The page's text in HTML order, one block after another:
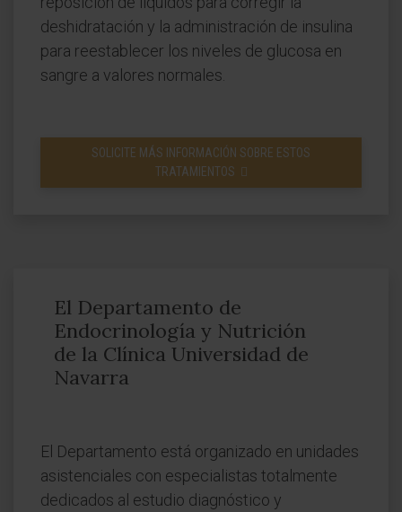
deshidratación y la administración de insulina
para reestablecer los niveles de glucosa en
sangre a valores normales.
SOLICITE MÁS INFORMACIÓN SOBRE ESTOS
TRATAMIENTOS
El Departamento de
Endocrinología y Nutrición
de la Clínica Universidad de
Navarra
El Departamento está organizado en unidades
asistenciales con especialistas totalmente
dedicados al estudio diagnóstico y